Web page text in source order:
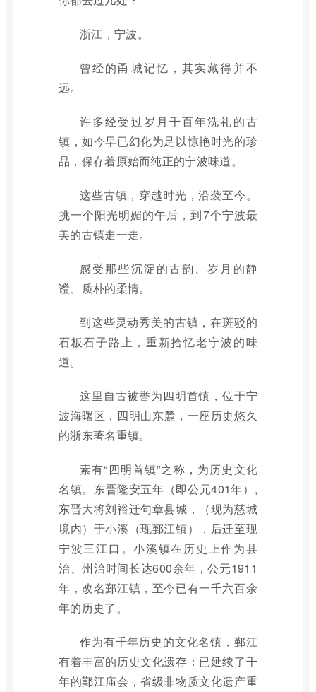
浙江，宁波。
曾经的甬城记忆，其实藏得并不
远。
许多经受过岁月千百年洗礼的古
镇，如今早已幻化为足以惊艳时光的珍
品，保存着原始而纯正的宁波味道。
这些古镇，穿越时光，沿袭至今。
挑一个阳光明媚的午后，到7个宁波最
美的古镇走一走。
感受那些沉淀的古韵、岁月的静
谧、质朴的柔情。
到这些灵动秀美的古镇，在斑驳的
石板石子路上，重新拾忆老宁波的味
道。
这里自古被誉为四明首镇，位于宁
波海曙区，四明山东麓，一座历史悠久
的浙东著名重镇。
素有“四明首镇”之称，为历史文化
名镇。东晋隆安五年（即公元401年）,
东晋大将刘裕迁句章县城，（现为慈城
境内）于小溪（现鄞江镇），后迁至现
宁波三江口。小溪镇在历史上作为县
治、州治时间长达600余年，公元1911
年，改名鄞江镇，至今已有一千六百余
年的历史了。
作为有千年历史的文化名镇，鄞江
有着丰富的历史文化遗存：已延续了千
年的鄞江庙会，省级非物质文化遗产重